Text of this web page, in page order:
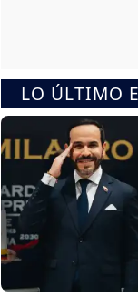
LO ÚLTIMO